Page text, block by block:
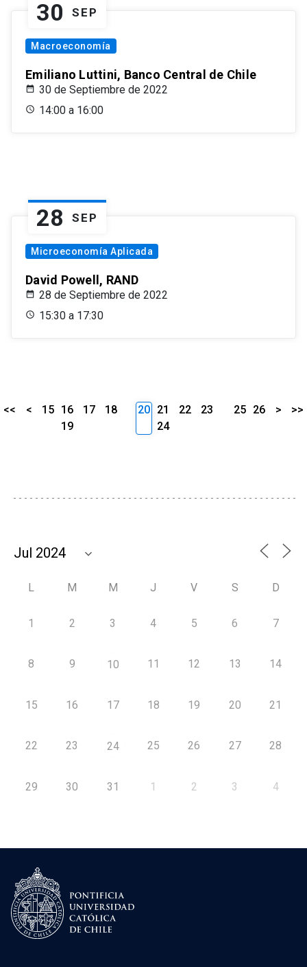
30 SEP
Macroeconomía
Emiliano Luttini, Banco Central de Chile
30 de Septiembre de 2022
14:00 a 16:00
28 SEP
Microeconomía Aplicada
David Powell, RAND
28 de Septiembre de 2022
15:30 a 17:30
<< < 15 16 17
18
19
20 21 22
23
24
25 26 > >>
L M M J V S D
1 2 3 4 5 6 7
8 9 10 11 12 13 14
15 16 17 18 19 20 21
22 23 24 25 26 27 28
29 30 31 1 2 3 4